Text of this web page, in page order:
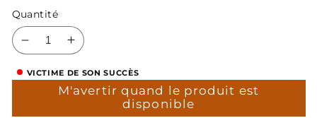
Quantité
Réduire
quantité
Augmenter
quantité
de
VICTIME DE SON SUCCÈS
M'avertir quand le produit est
disponible